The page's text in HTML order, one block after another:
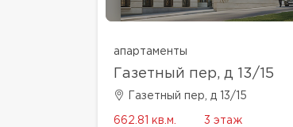
апартаменты
Газетный пер, д 13/15
Газетный пер, д 13/15
662.81 кв.м. 3 этаж